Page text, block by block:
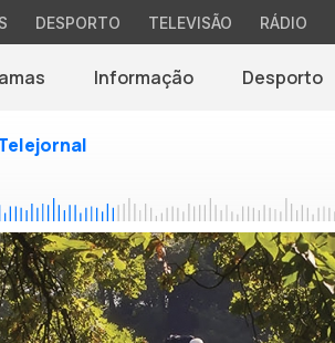
DESPORTO TELEVISÃO RÁDIO
Informação Desporto